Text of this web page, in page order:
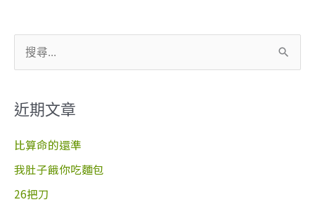
尋
鍵
字
:
近期文章
比算命的還準
我肚子餓你吃麵包
26把刀